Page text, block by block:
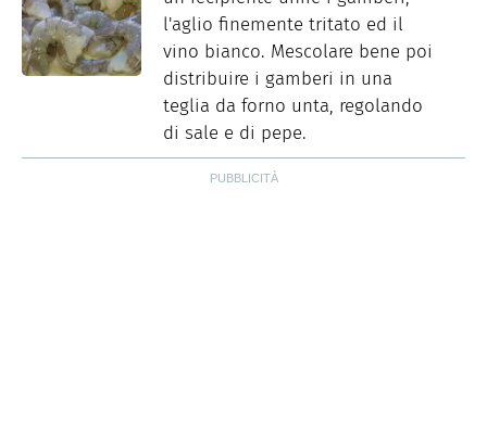
l'aglio finemente tritato ed il
vino bianco. Mescolare bene poi
distribuire i gamberi in una
teglia da forno unta, regolando
di sale e di pepe.